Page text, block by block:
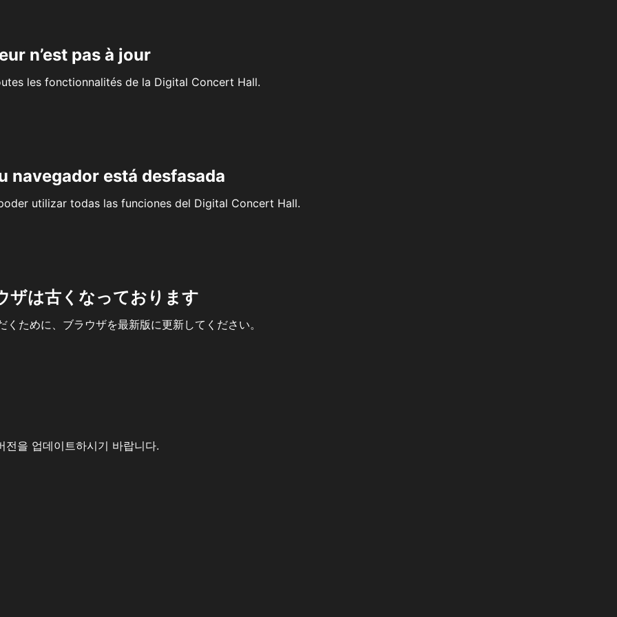
n’est pas à jour
les fonctionnalités de la Digital Concert Hall.
navegador está desfasada
utilizar todas las funciones del Digital Concert Hall.
ザは古くなっております
ために、ブラウザを最新版に更新してください。
을 업데이트하시기 바랍니다.